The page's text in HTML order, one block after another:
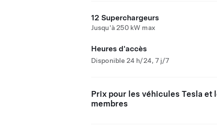
12 Superchargeurs
Jusqu'à 250 kW max
Heures d'accès
Disponible 24 h/24, 7 j/7
Prix pour les véhicules Tesla et
membres